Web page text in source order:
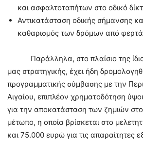
και ασφαλτοταπήτων στο οδικό
​Αντικατάσταση οδικής σήμανσης
καθαρισμός των δρόμων από φερτά
Παράλληλα, στο πλαίσιο της ίδιας
μας στρατηγικής, έχει ήδη
προγραμματικής σύμβασης με την
Αιγαίου, επιπλέον χρηματοδότηση
για την αποκατάσταση των ζημιών
μέτωπο, η οποία βρίσκεται στο
και 75.000 ευρώ για τις απαραίτητες